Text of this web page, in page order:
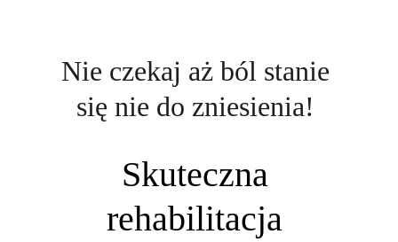
Nie czekaj aż ból stanie
się nie do zniesienia!
Skuteczna
rehabilitacja